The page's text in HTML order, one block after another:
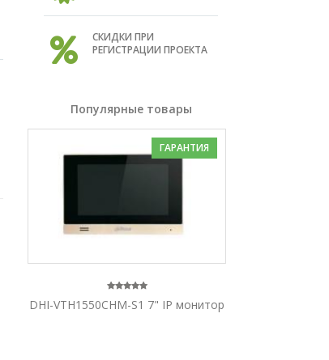
СКИДКИ ПРИ
РЕГИСТРАЦИИ ПРОЕКТА
Популярные товары
ГАРАНТИЯ
DHI-VTH1550CHM-S1 7" IP монитор